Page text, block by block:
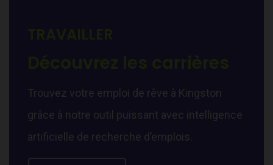
Trouvez votre emploi de rêve à Kingston
grâce à notre outil puissant avec intelligence
artificielle de recherche d’emplois.